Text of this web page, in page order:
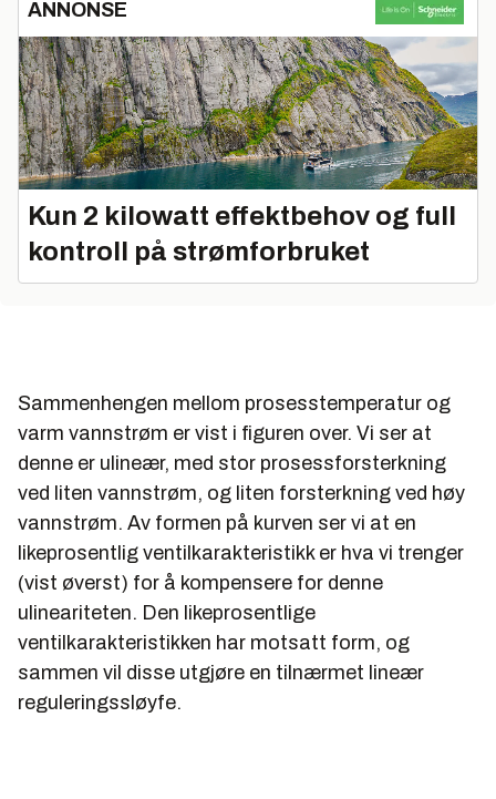
ANNONSE
Kun 2 kilowatt effektbehov og full
kontroll på strømforbruket
Sammenhengen mellom prosesstemperatur og
varm vannstrøm er vist i figuren over. Vi ser at
denne er ulineær, med stor prosessforsterkning
ved liten vannstrøm, og liten forsterkning ved høy
vannstrøm. Av formen på kurven ser vi at en
likeprosentlig ventilkarakteristikk er hva vi trenger
(vist øverst) for å kompensere for denne
ulineariteten. Den likeprosentlige
ventilkarakteristikken har motsatt form, og
sammen vil disse utgjøre en tilnærmet lineær
reguleringssløyfe.